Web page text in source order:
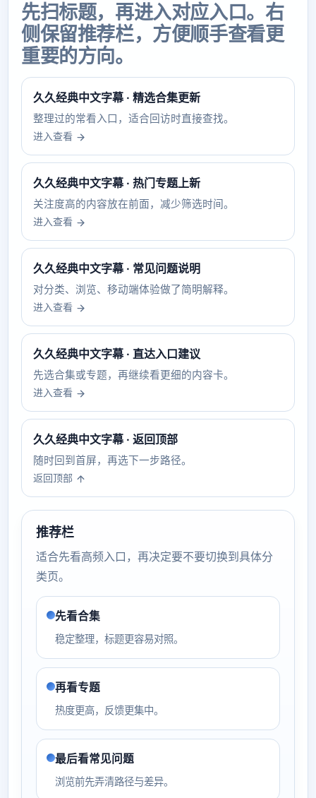
先扫标题，再进入对应入口。右
侧保留推荐栏，方便顺手查看更
重要的方向。
久久经典中文字幕 · 精选合集更新
整理过的常看入口，适合回访时直接查找。
进入查看
久久经典中文字幕 · 热门专题上新
关注度高的内容放在前面，减少筛选时间。
进入查看
久久经典中文字幕 · 常见问题说明
对分类、浏览、移动端体验做了简明解释。
进入查看
久久经典中文字幕 · 直达入口建议
先选合集或专题，再继续看更细的内容卡。
进入查看
久久经典中文字幕 · 返回顶部
随时回到首屏，再选下一步路径。
返回顶部
推荐栏
适合先看高频入口，再决定要不要切换到具体分
类页。
先看合集
稳定整理，标题更容易对照。
再看专题
热度更高，反馈更集中。
最后看常见问题
浏览前先弄清路径与差异。